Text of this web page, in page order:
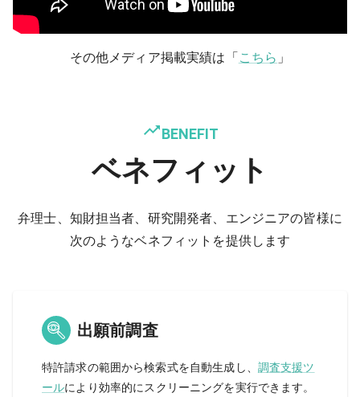
その他メディア掲載実績は「 こちら 」
BENEFIT
ベネフィット
弁理士、知財担当者、研究開発者、エンジニアの皆様に
次のようなベネフィットを提供します
出願前調査
特許請求の範囲から検索式を自動生成し、 調査支援ツ
ールにより効率的にスクリーニングを実行できます。